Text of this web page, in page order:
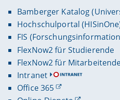
Bamberger Katalog
Hochschulportal
FIS
FlexNow2 für Studierende
FlexNow2 für
Intranet
Office 365